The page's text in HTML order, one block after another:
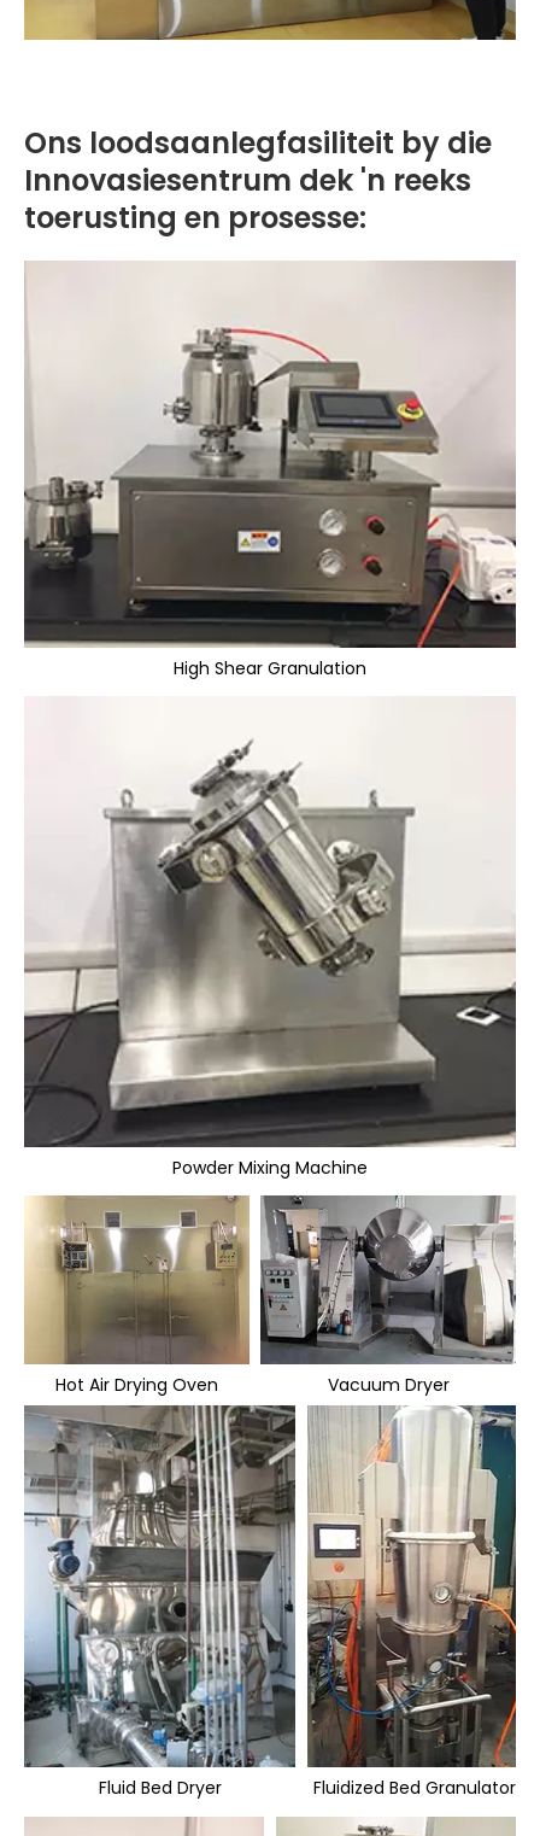
Ons loodsaanlegfasiliteit by die
Innovasiesentrum dek 'n reeks
toerusting en prosesse:
High Shear Granulation
Powder Mixing Machine
Hot Air Drying Oven Vacuum Dryer
Fluid Bed Dryer Fluidized Bed Granulator